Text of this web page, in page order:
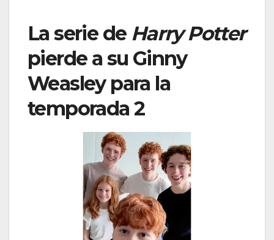
La serie de Harry Potter
pierde a su Ginny
Weasley para la
temporada 2